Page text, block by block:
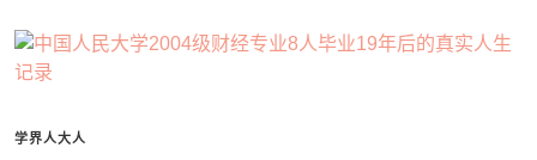
学界人大人